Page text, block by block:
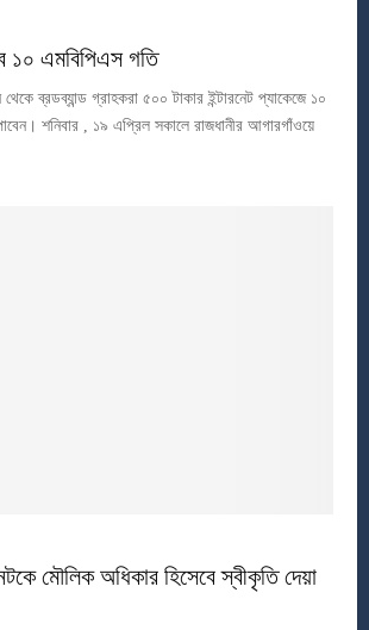
১০ এমবিপিএস গতি
ব্রডব্যান্ড গ্রাহকরা ৫০০ টাকার ইন্টারনেট প্যাকেজে ১০
শনিবার , ১৯ এপ্রিল সকালে রাজধানীর আগারগাঁওয়ে
মৌলিক অধিকার হিসেবে স্বীকৃতি দেয়া